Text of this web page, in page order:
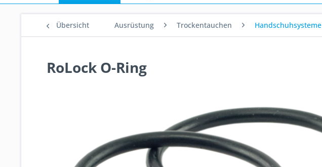
Übersicht Ausrüstung Trockentauchen Handschuhsysteme
RoLock O-Ring